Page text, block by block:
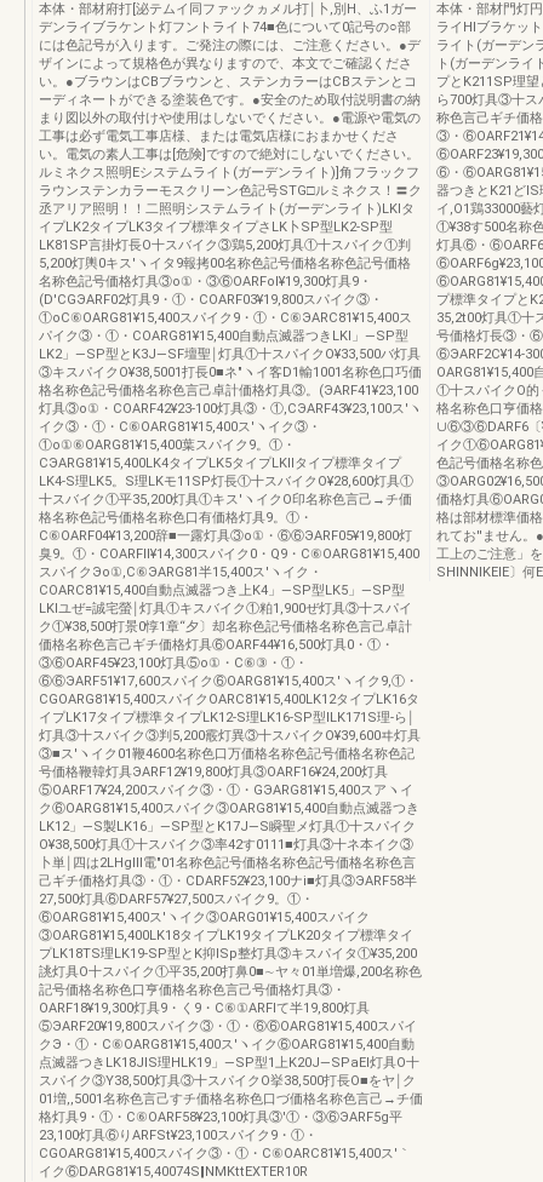
本体・部材府打[泌テムイ同ファックヵメル打￨卜,別H、ふ1ガー
デンライブラケント灯フントライト74■色について0記号の○部
には色記号が入ります。ご発注の際には、ご注意ください。●デ
ザインによって規格色が異なりますので、本文でご確認くださ
い。●ブラウンはCBブラウンと、ステンカラーはCBステンとコ
ーディネートができる塗装色です。●安全のため取付説明書の納
まり図以外の取付けや使用はしないでください。●電源や電気の
工事は必ず電気工事店様、または電気店様におまかせくださ
い。電気の素人工事は[危険]ですので絶対にしないでください。
ルミネクス照明Eシステムライト(ガーデンライト)]角フラックフ
ラウンステンカラーモスクリーン色記号STG□ルミネクス！〓ク
丞アリア照明！！二照明システムライト(ガーデンライト)LKlタ
イプLK2タイプLK3タイプ標準タイプさLK卜SP型LK2-SP型
LK81SP言掛灯長O十スバイク③鶏5,200灯具①十スパイク①判
5,200灯輿0キス′ヽイタ9報拷00名称色記号価格名称色記号価格
名称色記号価格灯具③o①・③⑥OARFol¥19,300灯具9・
(D'CGЭARF02灯具9・①・COARF03¥19,800スパイク③・
①oC⑥OARG81¥15,400スパイク9・①・C⑥ЭARC81¥15,400ス
パイク③・①・COARG81¥15,400自動点滅器つきLKl」―SP型
LK2」―SP型とK3J―SF壇聖￨灯具①十スパイクO¥33,500バ灯具
③キスパイクO¥38,5001打長0■ネ″ヽイ客D1輸1001名称色口巧価
格名称色記号価格名称色言己卓計価格灯具③。(ЭARF41¥23,100
灯具③o①・COARF42¥23‐100灯具③・①,CЭARF43¥23,100ス′ヽ
イク③・①・C⑥OARG81¥15,400ス′ヽイク③・
①o①⑥OARG81¥15,400葉スパイク9。①・
CЭARG81¥15,400LK4タイプLK5タイプLKllタイプ標準タイプ
LK4-S理LK5。S理LKモ11SP灯長①十スバイクO¥28,600灯具①
十スバイク①平35,200灯具①キス′ヽイクO印名称色言己→チ価
格名称色記号価格名称色口有価格灯具9。①・
C⑥OARF04¥13,200辞■一露灯具③o①・⑥⑥ЭARF05¥19,800灯
臭9。①・COARFll¥14,300スパイク0・Q9・C⑥OARG81¥15,400
スパイクЭo①,C⑥ЭARG81半15,400ス′ヽイク・
COARC81¥15,400自動点滅器つき上K4」―SP型LK5」―SP型
LKlユぜ=誠宅螢￨灯具①キスバイク①粕1,900ぜ灯具③十スパイ
ク①¥38,500打景0惇1章“夕〕却名称色記号価格名称色言己卓計
価格名称色言己ギチ価格灯具⑥OARF44¥16,500灯具0・①・
③⑥OARF45¥23,100灯具⑤o①・C⑥③・①・
⑥⑥ЭARF51¥17,600スパイク⑥OARG81¥15,400ス′ヽイク9,①・
CGOARG81¥15,400スパイクOARC81¥15,400LK12タイプLK16タ
イプLK17タイプ標準タイプLK12-S理LK16-SP型ILK171S理‐ら￨
灯具③十スバイク③判5,200霰灯異③十スパイクO¥39,600ヰ灯具
③■ス′ヽイク01鞭4600名称色口万価格名称色記号価格名称色記
号価格鞭韓灯具ЭARF12¥19,800灯具③OARF16¥24,200灯具
⑤OARF17¥24,200スパイク③・①・GЭARG81¥15,400スアヽイ
ク⑥OARG81¥15,400スパイク③OARG81¥15,400自動点滅器つき
LK12」―S製LK16」―SP型とK17J―S瞬聖メ灯具①十スパイク
O¥38,500灯具①十スパイク③率42す0111■灯具③十ネ本イク③
卜単￨四は2LHgⅢ電"01名称色記号価格名称色記号価格名称色言
己ギチ価格灯具③・①・CDARF52¥23,100ナi■灯具③ЭARF58半
27,500灯具⑥DARF57¥27,500スパイク9。①・
⑥OARG81¥15,400ス′ヽイク③OARG01¥15,400スパイク
③OARG81¥15,400LK18タイプLK19タイプLK20タイプ標準タイ
プLK18TS理LK19-SP型とK抑ISp整灯具③キスパイタ①¥35,200
誂灯具O十スパイク①平35,200打鼻0■∼ヤ々01単増爆,200名称色
記号価格名称色口亨価格名称色言己号価格灯具③・
OARF18¥19,300灯具9・く9・C⑥①ARFlて半19,800灯具
⑤ЭARF20¥19,800スパイク③・①・⑥⑥OARG81¥15,400スパイ
クЭ・①・C⑥OARG81¥15,400ス′ヽイク⑥OARG81¥15,400自動
点滅器つきLK18JIS理HLK19」―SP型1上K20J―SPaEI灯具O十
スパイク③Y38,500灯具③十スパイクO挙38,500打長O■をヤ￨ク
01増,,5001名称色言己すチ価格名称色口づ価格名称色言己→チ価
格灯具9・①・C⑥OARF58¥23,100灯具③'①・③⑥ЭARF5g平
23,100灯具⑥りARFSt¥23,100スパイク9・①・
CGOARG81¥15,400スパイク③・①・C⑥OARC81¥15,400ス′｀
イク⑥DARG81¥15,40074S‖NMKttEXTER10R
本体・部材門灯
ライHIブラケッ
ライト(ガーデン
ト(ガーデンライ
プとK211SP理
ら700灯具③十
称色言己ギチ価
③・
⑥・
器つきとK21ど
イ,O1鶏33000
①¥38す500名称
灯具⑥・
プ標準タイプと
35,2t00灯具①十
号価格灯長③・
①十スパイクO
格名称色口亨価
∪⑥③⑥DARF6〔
イク
色記号価格名称
価格灯具
格は部材標準価
れてお''ません。
工上のご注意」
SHlNNIKEIE〕何